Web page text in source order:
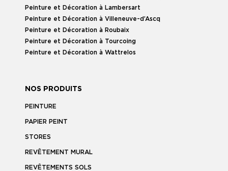
Peinture et Décoration à Lambersart
Peinture et Décoration à Villeneuve-d’Ascq
Peinture et Décoration à Roubaix
Peinture et Décoration à Tourcoing
Peinture et Décoration à Wattrelos
NOS PRODUITS
PEINTURE
PAPIER PEINT
STORES
REVÊTEMENT MURAL
REVÊTEMENTS SOLS